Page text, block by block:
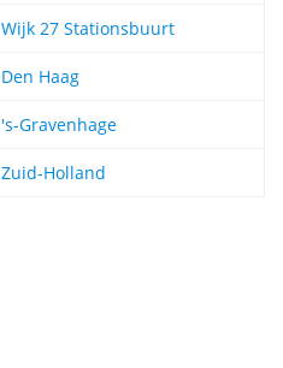
Wijk 27 Stationsbuurt
Den Haag
's-Gravenhage
Zuid-Holland